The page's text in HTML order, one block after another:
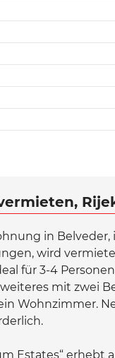
in
wird
für 3-4
mit zwei
Wohnzimmer.
Estates“ erhebt